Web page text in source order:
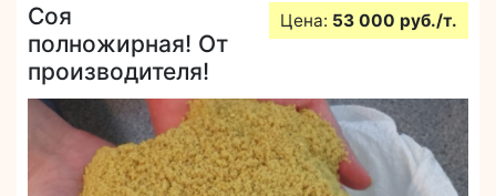
Соя
полножирная! От
производителя!
Цена: 53 000 руб./т.